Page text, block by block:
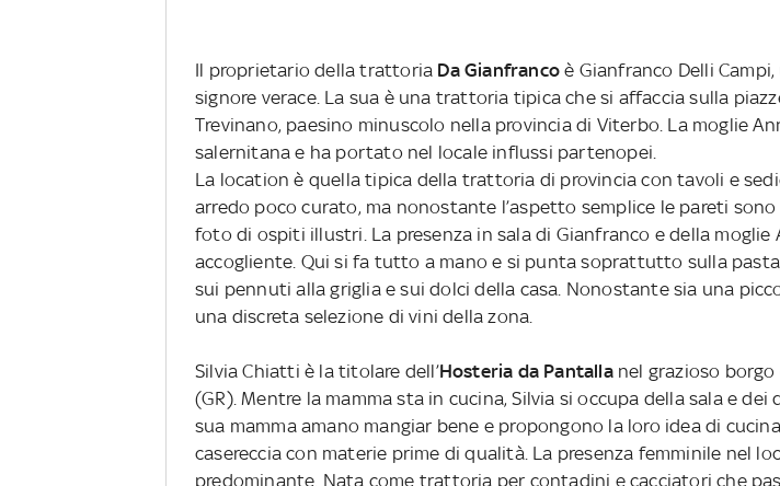
Il proprietario della trattoria Da Gianfrancoè Gianfranco Delli
signore verace. La sua è una trattoria tipica che si affaccia sulla
Trevinano, paesino minuscolo nella provincia di Viterbo. La moglie
salernitana e ha portato nel locale influssi partenopei.
La location è quella tipica della trattoria di provincia con tavoli e
arredo poco curato, ma nonostante l’aspetto semplice le pareti
foto di ospiti illustri. La presenza in sala di Gianfranco e della moglie
accogliente. Qui si fa tutto a mano e si punta soprattutto sulla
sui pennuti alla griglia e sui dolci della casa. Nonostante sia una
una discreta selezione di vini della zona.
Silvia Chiatti è la titolare dell’Hosteria da Pantalla nel grazioso
(GR). Mentre la mamma sta in cucina, Silvia si occupa della sala e dei
sua mamma amano mangiar bene e propongono la loro idea di
casereccia con materie prime di qualità. La presenza femminile nel
predominante. Nata come trattoria per contadini e cacciatori che